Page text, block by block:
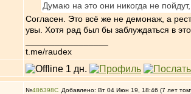
Думаю на это они никогда не
Согласен. Это всё же не демонаж, а
увы. Хотя рад был бы заблуждаться в
t.me/raudex
№486398 Добавлено: Вт 04 Июн 19, 18:46 (7 лет